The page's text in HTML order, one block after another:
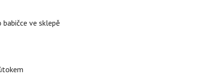
ve sklepě